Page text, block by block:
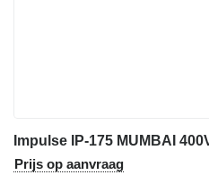
Impulse IP-175 MUMBAI
Prijs op aanvraag